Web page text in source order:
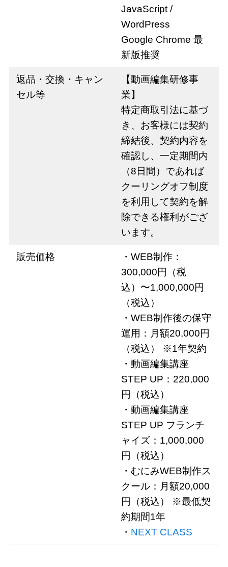
JavaScript /
WordPress
Google Chrome 最
新版推奨
返品・交換・キャン
セル等
【動画編集研修事
業】
特定商取引法に基づ
き、お客様には契約
締結後、契約内容を
確認し、一定期間内
（8日間）であれば
クーリングオフ制度
を利用して契約を解
除できる権利がござ
います。
販売価格
・WEB制作：
300,000円（税
込）〜1,000,000円
（税込）
・WEB制作後の保守
運用：月額20,000円
（税込） ※1年契約
・動画編集講座
STEP UP：220,000
円（税込）
・動画編集講座
STEP UP フランチ
ャイズ：1,000,000
円（税込）
・むにみWEB制作ス
クール：月額20,000
円（税込） ※最低契
約期間1年
・ NEXT CLASS